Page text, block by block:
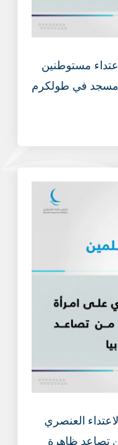
مستوطنين
مسجد في طولكرم
العنصري
تصاعد ظاهرة